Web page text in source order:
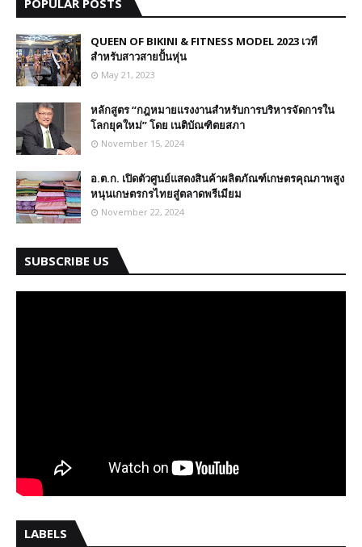
QUEEN OF BIKINI & FITNESS MODEL 2023 เวที
สำหรับสาวสายปั้นหุ่น
May 21, 2023
หลักสูตร “กฎหมายแรงงานสำหรับการบริหารจัดการใน
โลกยุคใหม่” โดย เนติบัณฑิตยสภา
November 15, 2024
อ.ต.ก. เปิดตัวศูนย์แสดงสินค้าผลิตภัณฑ์เกษตรคุณภาพสูง
หนุนเกษตรกรไทยสู่ตลาดพรีเมียม
November 22, 2024
SUBSCRIBE US
LABELS